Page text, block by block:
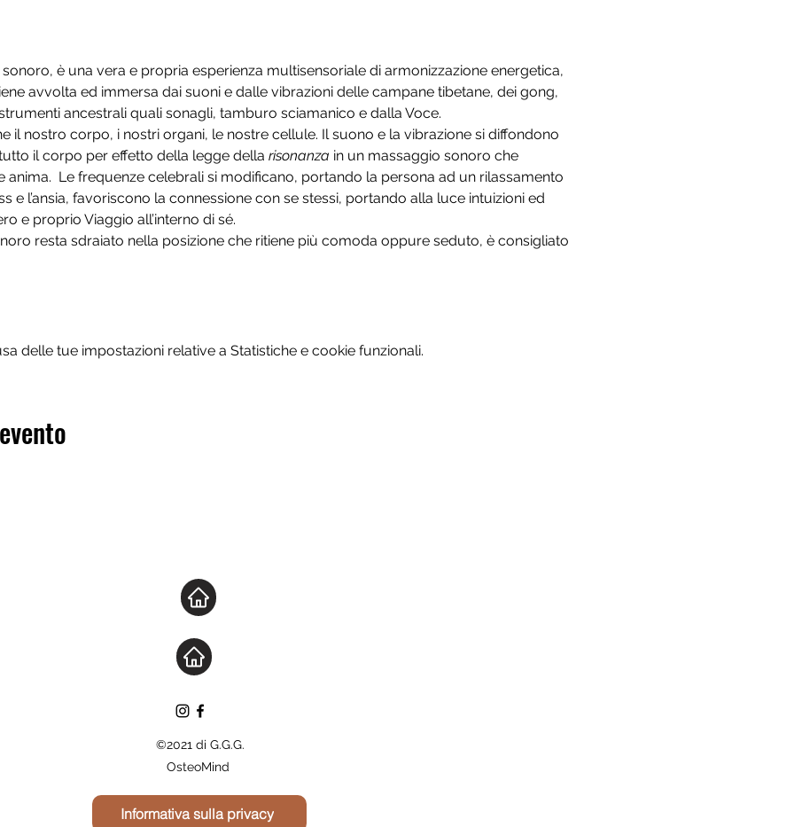
è una vera e propria esperienza multisensoriale di armonizzazione energetica,
avvolta ed immersa dai suoni e dalle vibrazioni delle campane tibetane, dei gong,
ancestrali quali sonagli, tamburo sciamanico e dalla Voce.
il nostro corpo, i nostri organi, le nostre cellule. Il suono e la vibrazione si diffondono
il corpo per effetto della legge della risonanza in un massaggio sonoro che
anima.  Le frequenze celebrali si modificano, portando la persona ad un rilassamento
e l’ansia, favoriscono la connessione con se stessi, portando alla luce intuizioni ed
e proprio Viaggio all’interno di sé.
resta sdraiato nella posizione che ritiene più comoda oppure seduto, è consigliato
delle tue impostazioni relative a Statistiche e cookie funzionali.
©2021 di G.G.G.
OsteoMind
Informativa sulla privacy